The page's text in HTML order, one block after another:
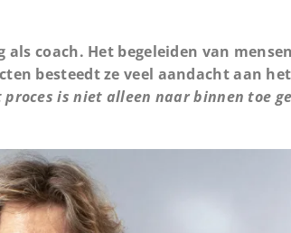
coach. Het begeleiden van
besteedt ze veel aandacht aan
proces is niet alleen naar binnen toe